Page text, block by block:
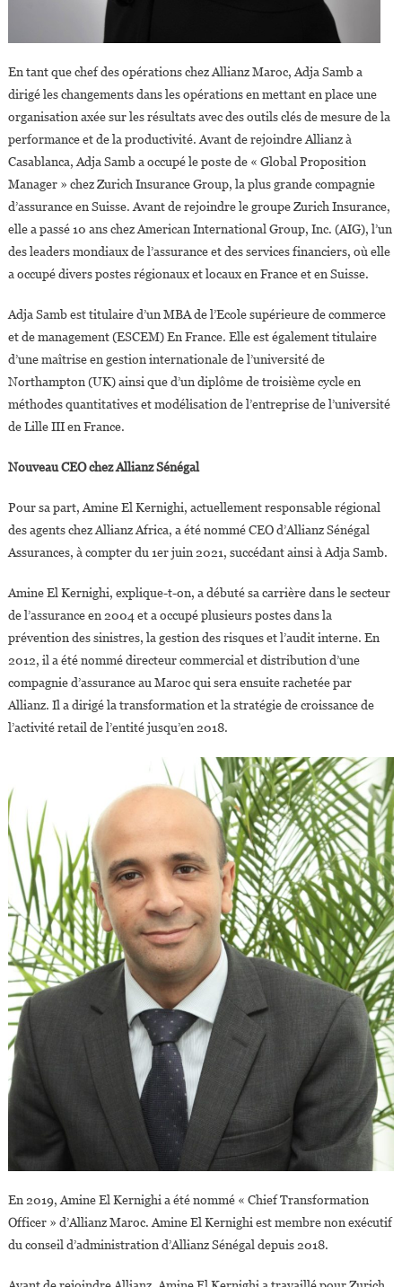
En tant que chef des opérations chez Allianz Maroc, Adja Samb a
dirigé les changements dans les opérations en mettant en place une
organisation axée sur les résultats avec des outils clés de mesure de la
performance et de la productivité. Avant de rejoindre Allianz à
Casablanca, Adja Samb a occupé le poste de « Global Proposition
Manager » chez Zurich Insurance Group, la plus grande compagnie
d’assurance en Suisse. Avant de rejoindre le groupe Zurich Insurance,
elle a passé 10 ans chez American International Group, Inc. (AIG), l’un
des leaders mondiaux de l’assurance et des services financiers, où elle
a occupé divers postes régionaux et locaux en France et en Suisse.
Adja Samb est titulaire d’un MBA de l’Ecole supérieure de commerce
et de management (ESCEM) En France. Elle est également titulaire
d’une maîtrise en gestion internationale de l’université de
Northampton (UK) ainsi que d’un diplôme de troisième cycle en
méthodes quantitatives et modélisation de l’entreprise de l’université
de Lille III en France.
Nouveau CEO chez Allianz Sénégal
Pour sa part, Amine El Kernighi, actuellement responsable régional
des agents chez Allianz Africa, a été nommé CEO d’Allianz Sénégal
Assurances, à compter du 1er juin 2021, succédant ainsi à Adja Samb.
Amine El Kernighi, explique-t-on, a débuté sa carrière dans le secteur
de l’assurance en 2004 et a occupé plusieurs postes dans la
prévention des sinistres, la gestion des risques et l’audit interne. En
2012, il a été nommé directeur commercial et distribution d’une
compagnie d’assurance au Maroc qui sera ensuite rachetée par
Allianz. Il a dirigé la transformation et la stratégie de croissance de
l’activité retail de l’entité jusqu’en 2018.
En 2019, Amine El Kernighi a été nommé « Chief Transformation
Officer » d’Allianz Maroc. Amine El Kernighi est membre non exécutif
du conseil d’administration d’Allianz Sénégal depuis 2018.